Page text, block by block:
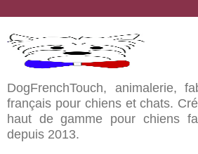
DogFrenchTouch, animalerie,
français pour chiens et chats.
haut de gamme pour chiens
depuis 2013.